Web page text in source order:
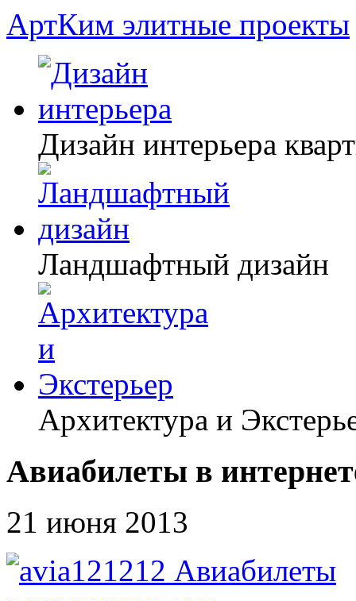
АртКим элитные проекты
Дизайн интерьера
Ландшафтный дизайн
Архитектура и
Авиабилеты в
21 июня 2013